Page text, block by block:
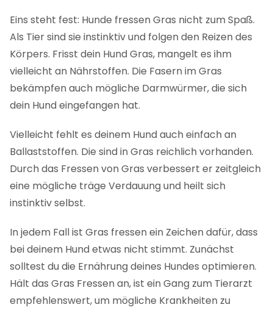
Eins steht fest: Hunde fressen Gras nicht zum Spaß.
Als Tier sind sie instinktiv und folgen den Reizen des
Körpers. Frisst dein Hund Gras, mangelt es ihm
vielleicht an Nährstoffen. Die Fasern im Gras
bekämpfen auch mögliche Darmwürmer, die sich
dein Hund eingefangen hat.
Vielleicht fehlt es deinem Hund auch einfach an
Ballaststoffen. Die sind in Gras reichlich vorhanden.
Durch das Fressen von Gras verbessert er zeitgleich
eine mögliche träge Verdauung und heilt sich
instinktiv selbst.
In jedem Fall ist Gras fressen ein Zeichen dafür, dass
bei deinem Hund etwas nicht stimmt. Zunächst
solltest du die Ernährung deines Hundes optimieren.
Hält das Gras Fressen an, ist ein Gang zum Tierarzt
empfehlenswert, um mögliche Krankheiten zu